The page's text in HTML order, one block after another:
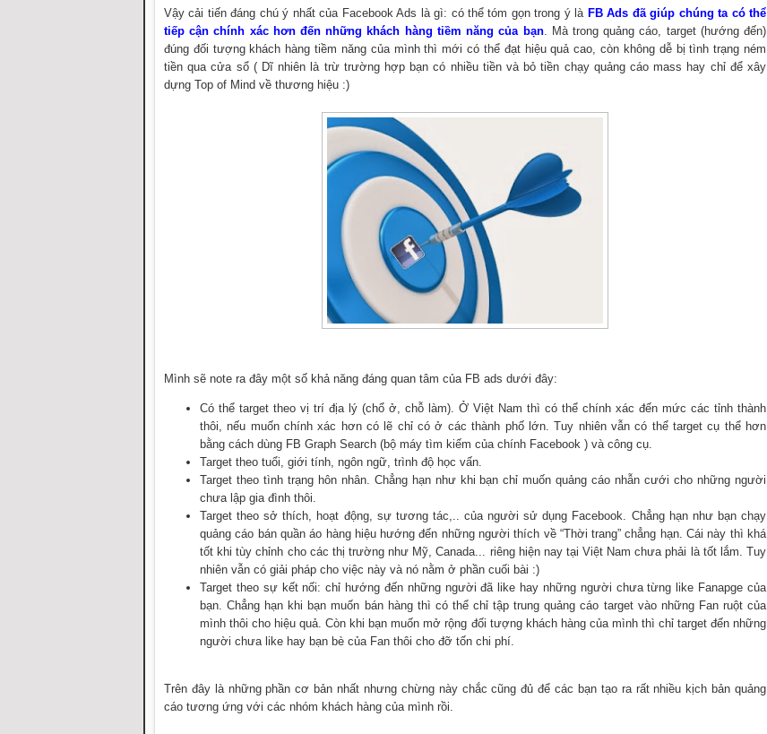
Vậy cải tiến đáng chú ý nhất của Facebook Ads là gì: có thể tóm gọn trong ý là FB Ads đã giúp chúng ta có thể
tiếp cận chính xác hơn đến những khách hàng tiềm năng của bạn. Mà trong quảng cáo, target (hướng đến)
đúng đối tượng khách hàng tiềm năng của mình thì mới có thể đạt hiệu quả cao, còn không dễ bị tình trạng ném
tiền qua cửa sổ ( Dĩ nhiên là trừ trường hợp bạn có nhiều tiền và bỏ tiền chạy quảng cáo mass hay chỉ để xây
dựng Top of Mind về thương hiệu :)
Mình sẽ note ra đây một số khả năng đáng quan tâm của FB ads dưới đây:
Có thể target theo vị trí địa lý (chổ ở, chỗ làm). Ở Việt Nam thì có thể chính xác đến mức các tỉnh thành
thôi, nếu muốn chính xác hơn có lẽ chỉ có ở các thành phố lớn. Tuy nhiên vẫn có thể target cụ thể hơn
bằng cách dùng FB Graph Search (bộ máy tìm kiếm của chính Facebook ) và công cụ.
Target theo tuổi, giới tính, ngôn ngữ, trình độ học vấn.
Target theo tình trạng hôn nhân. Chẳng hạn như khi bạn chỉ muốn quảng cáo nhẫn cưới cho những người
chưa lập gia đình thôi.
Target theo sở thích, hoạt động, sự tương tác,.. của người sử dụng Facebook. Chẳng hạn như bạn chạy
quảng cáo bán quần áo hàng hiệu hướng đến những người thích về “Thời trang” chẳng hạn. Cái này thì khá
tốt khi tùy chỉnh cho các thị trường như Mỹ, Canada... riêng hiện nay tại Việt Nam chưa phải là tốt lắm. Tuy
nhiên vẫn có giải pháp cho việc này và nó nằm ở phần cuối bài :)
Target theo sự kết nối: chỉ hướng đến những người đã like hay những người chưa từng like Fanapge của
bạn. Chẳng hạn khi bạn muốn bán hàng thì có thể chỉ tập trung quảng cáo target vào những Fan ruột của
mình thôi cho hiệu quả. Còn khi bạn muốn mở rộng đối tượng khách hàng của mình thì chỉ target đến những
người chưa like hay bạn bè của Fan thôi cho đỡ tốn chi phí.
Trên đây là những phần cơ bản nhất nhưng chừng này chắc cũng đủ để các bạn tạo ra rất nhiều kịch bản quảng
cáo tương ứng với các nhóm khách hàng của mình rồi.